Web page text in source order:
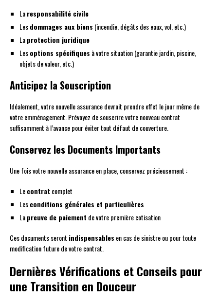
Laresponsabilité civile
Lesdommages aux biens (incendie, dégâts des eaux, vol, etc.)
Laprotection juridique
Lesoptions spécifiques à votre situation (garantie jardin, piscine,
objets de valeur, etc.)
Anticipez la Souscription
Idéalement, votre nouvelle assurance devrait prendre effet le jour même de
votre emménagement. Prévoyez de souscrire votre nouveau contrat
suffisamment à l’avance pour éviter tout défaut de couverture.
Conservez les Documents Importants
Une fois votre nouvelle assurance en place, conservez précieusement :
Lecontrat complet
Lesconditions générales et particulières
Lapreuve de paiement de votre première cotisation
Ces documents seront indispensables en cas de sinistre ou pour toute
modification future de votre contrat.
Dernières Vérifications et Conseils pour
une Transition en Douceur